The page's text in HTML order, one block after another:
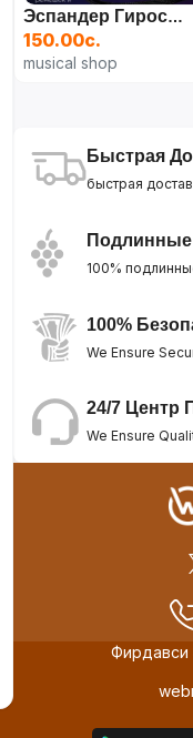
Эспандер Гироскопический Гиробол Powerball
150.00с.
musical shop
Быстрая
быстрая
100%
100%
We Ensure
24/7 Центр
We Ensure
Фирдавси